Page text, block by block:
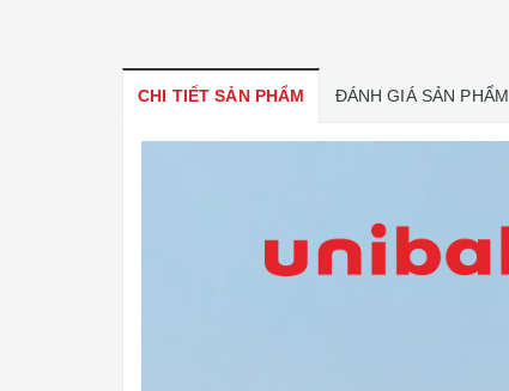
CHI TIẾT SẢN PHẨM ĐÁNH GIÁ SẢN PHẨM